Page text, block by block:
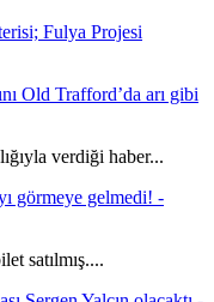
Fulya Projesi
Old Trafford’da arı gibi
verdiği haber...
görmeye gelmedi! -
satılmış....